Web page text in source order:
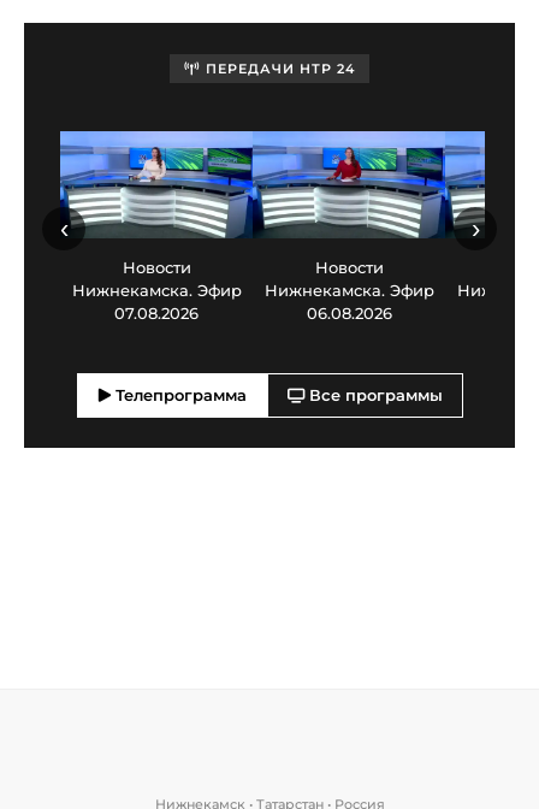
ПЕРЕДАЧИ НТР 24
Новости
Нижнекамска. Эфир
07.08.2026
Новости
Нижнекамска. Эфир
06.08.2026
‹ ›
Телепрограмма Все программы
Нижнекамск • Татарстан • Россия